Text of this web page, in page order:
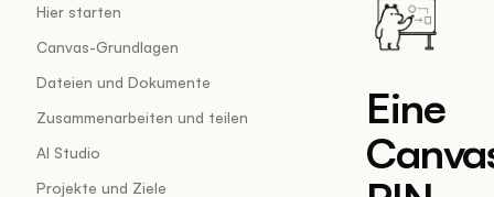
Hier starten
Canvas-Grundlagen
Dateien und Dokumente
Zusammenarbeiten und teilen
AI Studio
Projekte und Ziele
Eine